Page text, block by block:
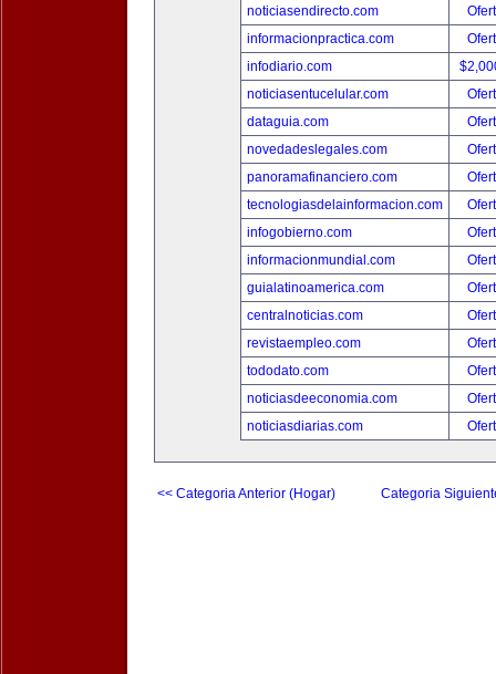
noticiasendirecto.com
informacionpractica.com
infodiario.com
noticiasentucelular.com
dataguia.com
novedadeslegales.com
panoramafinanciero.com
tecnologiasdelainformacion.com
infogobierno.com
informacionmundial.com
guialatinoamerica.com
centralnoticias.com
revistaempleo.com
tododato.com
noticiasdeeconomia.com
noticiasdiarias.com
<< Categoria Anterior (Hogar) Categoria